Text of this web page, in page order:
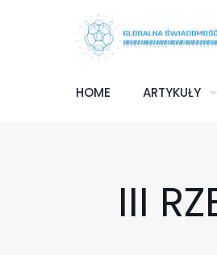
HOME ARTYKUŁY
III